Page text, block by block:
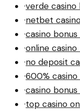
·verde casino
·netbet
·casino
·online casino
·no deposit
·600% casino
·casino
·top casino